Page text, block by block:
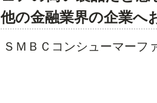
他の金融業界の企業へ
ＳＭＢＣコンシューマーフ